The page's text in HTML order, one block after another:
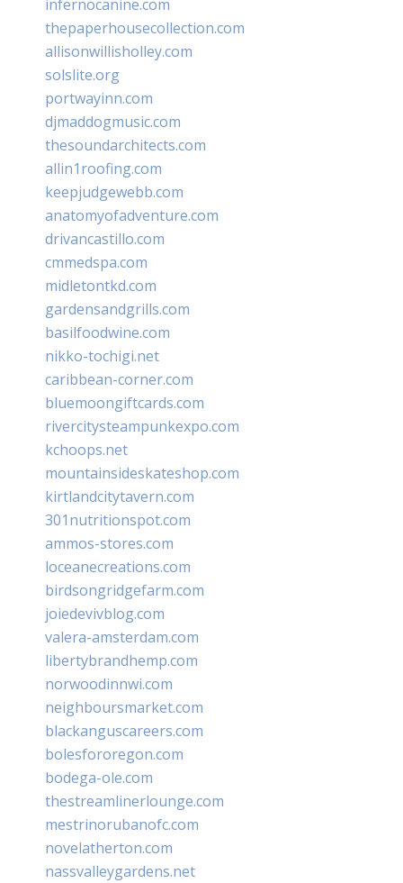
infernocanine.com
thepaperhousecollection.com
allisonwillisholley.com
solslite.org
portwayinn.com
djmaddogmusic.com
thesoundarchitects.com
allin1roofing.com
keepjudgewebb.com
anatomyofadventure.com
drivancastillo.com
cmmedspa.com
midletontkd.com
gardensandgrills.com
basilfoodwine.com
nikko-tochigi.net
caribbean-corner.com
bluemoongiftcards.com
rivercitysteampunkexpo.com
kchoops.net
mountainsideskateshop.com
kirtlandcitytavern.com
301nutritionspot.com
ammos-stores.com
loceanecreations.com
birdsongridgefarm.com
joiedevivblog.com
valera-amsterdam.com
libertybrandhemp.com
norwoodinnwi.com
neighboursmarket.com
blackanguscareers.com
bolesfororegon.com
bodega-ole.com
thestreamlinerlounge.com
mestrinorubanofc.com
novelatherton.com
nassvalleygardens.net